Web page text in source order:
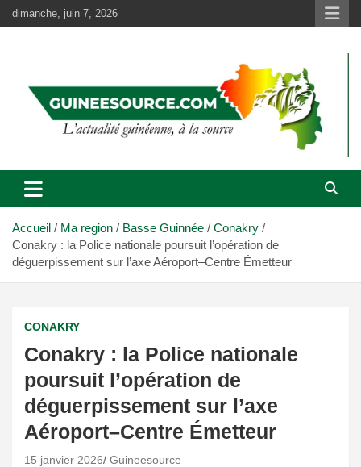
Aller
au
dimanche, juin 7, 2026
Accueil Ma region Basse Guinnée
Conakry
Conakry : la Police nationale poursuit l’opération de
déguerpissement sur l’axe Aéroport–Centre Émetteur
CONAKRY
Conakry : la Police nationale
poursuit l’opération de
déguerpissement sur l’axe
Aéroport–Centre Émetteur
15 janvier 2026 Guineesource